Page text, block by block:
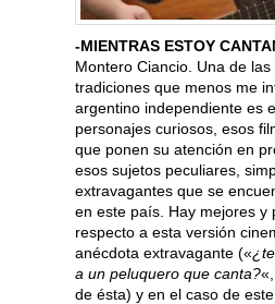
-MIENTRAS ESTOY
Montero Ciancio. Una de
tradiciones que menos me
argentino independiente es
personajes curiosos, esos
que ponen su atención en
esos sujetos peculiares,
extravagantes que se
en este país. Hay mejores y
respecto a esta versión
anécdota extravagante («
a un peluquero que canta?
de ésta) y en el caso de